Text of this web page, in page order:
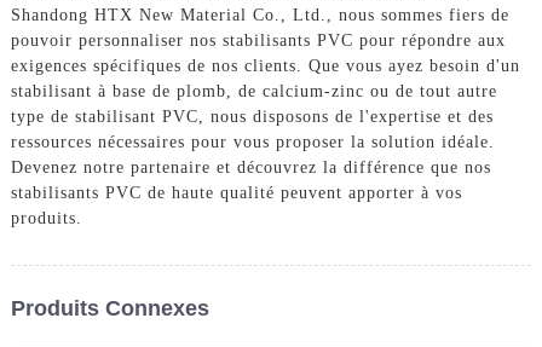
Shandong HTX New Material Co., Ltd., nous sommes fiers de
pouvoir personnaliser nos stabilisants PVC pour répondre aux
exigences spécifiques de nos clients. Que vous ayez besoin d'un
stabilisant à base de plomb, de calcium-zinc ou de tout autre
type de stabilisant PVC, nous disposons de l'expertise et des
ressources nécessaires pour vous proposer la solution idéale.
Devenez notre partenaire et découvrez la différence que nos
stabilisants PVC de haute qualité peuvent apporter à vos
produits.
Produits Connexes